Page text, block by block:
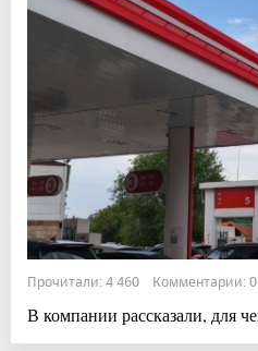
Прочитали: 4 460 Комментарии: 0
В компании рассказали, для